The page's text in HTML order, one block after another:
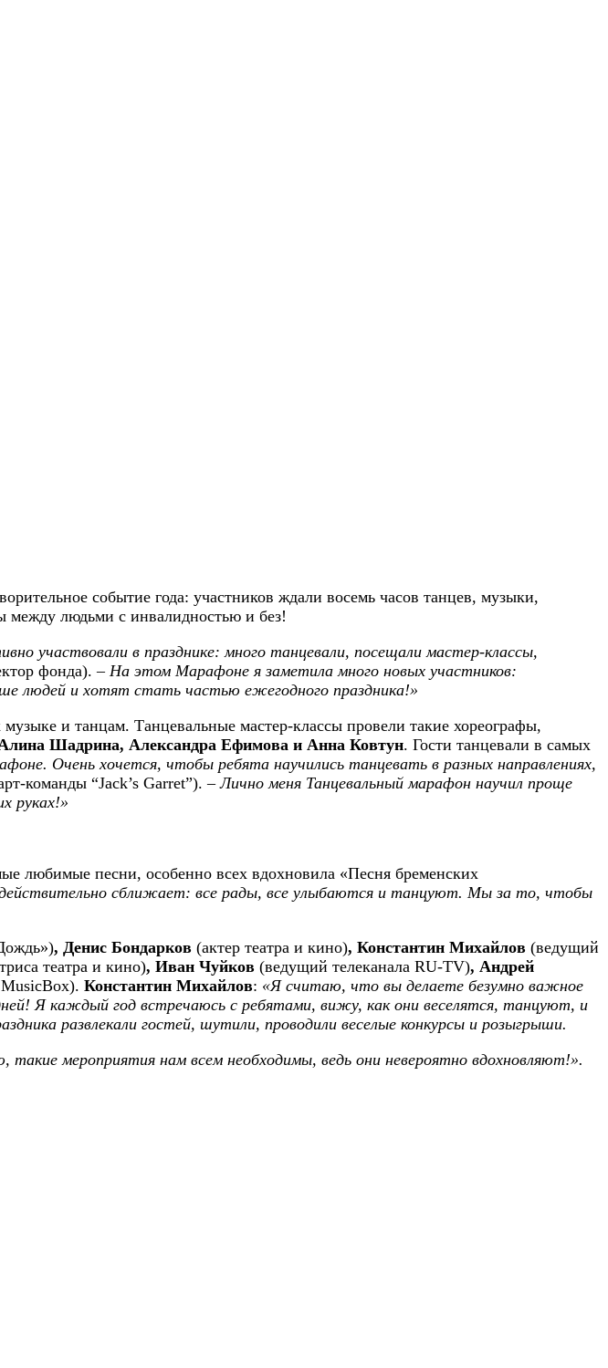
событие года: участников ждали восемь часов танцев, музыки,
между людьми с инвалидностью и без!
участвовали в празднике: много танцевали, посещали мастер-классы,
фонда). –На этом Марафоне я заметила много новых участников:
людей и хотят стать частью ежегодного праздника!»
и танцам. Танцевальные мастер-классы провели такие хореографы,
Шадрина, Александра Ефимова и Анна Ковтун. Гости танцевали в самых
Очень хочется, чтобы ребята научились танцевать в разных направлениях,
команды “Jack’s Garret”). –Лично меня Танцевальный марафон научил проще
руках!»
любимые песни, особенно всех вдохновила «Песня бременских
сближает: все рады, все улыбаются и танцуют. Мы за то, чтобы
, Денис Бондарков (актер театра и кино), Константин Михайлов (ведущий
театра и кино), Иван Чуйков (ведущий телеканала RU-TV), Андрей
MusicBox). Константин Михайлов: «Я считаю, что вы делаете безумно важное
Я каждый год встречаюсь с ребятами, вижу, как они веселятся, танцуют, и
развлекали гостей, шутили, проводили веселые конкурсы и розыгрыши.
мероприятия нам всем необходимы, ведь они невероятно вдохновляют!».